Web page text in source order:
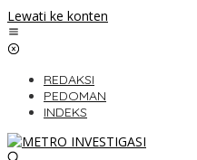
Lewati ke konten
REDAKSI
PEDOMAN
INDEKS